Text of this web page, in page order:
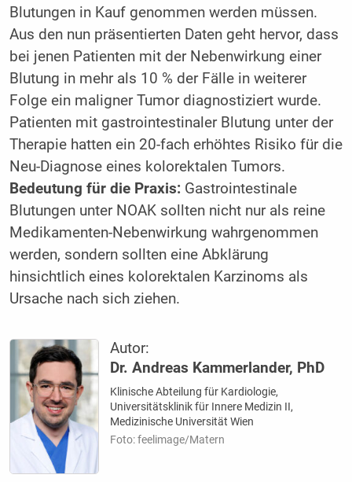
Blutungen in Kauf genommen werden müssen.
Aus den nun präsentierten Daten geht hervor, dass
bei jenen Patienten mit der Nebenwirkung einer
Blutung in mehr als 10 % der Fälle in weiterer
Folge ein maligner Tumor diagnostiziert wurde.
Patienten mit gastrointestinaler Blutung unter der
Therapie hatten ein 20-fach erhöhtes Risiko für die
Neu-Diagnose eines kolorektalen Tumors.
Bedeutung für die Praxis:Gastrointestinale
Blutungen unter NOAK sollten nicht nur als reine
Medikamenten-Nebenwirkung wahrgenommen
werden, sondern sollten eine Abklärung
hinsichtlich eines kolorektalen Karzinoms als
Ursache nach sich ziehen.
Autor:
Dr. Andreas Kammerlander, PhD
Klinische Abteilung für Kardiologie,
Universitätsklinik für Innere Medizin II,
Medizinische Universität Wien
Foto: feelimage/Matern